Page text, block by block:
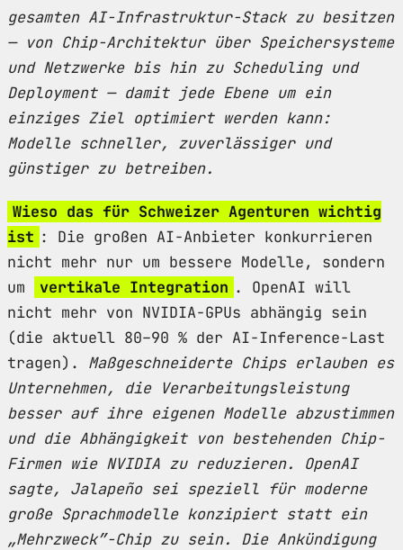
gesamten AI-Infrastruktur-Stack zu besitzen
— von Chip-Architektur über Speichersysteme
und Netzwerke bis hin zu Scheduling und
Deployment — damit jede Ebene um ein
einziges Ziel optimiert werden kann:
Modelle schneller, zuverlässiger und
günstiger zu betreiben.
Wieso das für Schweizer Agenturen wichtig
ist : Die großen AI-Anbieter konkurrieren
nicht mehr nur um bessere Modelle, sondern
um
vertikale Integration . OpenAI will
nicht mehr von NVIDIA-GPUs abhängig sein
(die aktuell 80–90 % der AI-Inference-Last
tragen). Maßgeschneiderte Chips erlauben es
Unternehmen, die Verarbeitungsleistung
besser auf ihre eigenen Modelle abzustimmen
und die Abhängigkeit von bestehenden Chip-
Firmen wie NVIDIA zu reduzieren. OpenAI
sagte, Jalapeño sei speziell für moderne
große Sprachmodelle konzipiert statt ein
„Mehrzweck”-Chip zu sein. Die Ankündigung